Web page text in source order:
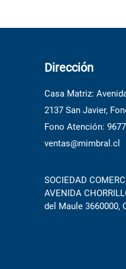
Dirección
Casa Matriz:
2137 San Javier,
Fono Atención:
ventas@mimbral.cl
SOCIEDAD
AVENIDA
del Maule 3660000,